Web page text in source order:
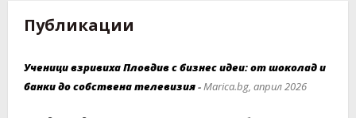
Публикации
Ученици взривиха Пловдив с бизнес идеи: от шоколад и
банки до собствена телевизия- Marica.bg, април 2026